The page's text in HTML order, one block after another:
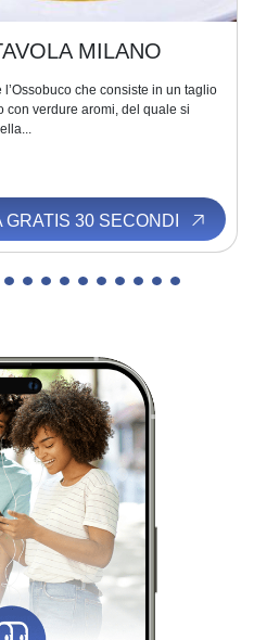
MILANO
l’Ossobuco che consiste in un taglio
con verdure aromi, del quale si
GRATIS 30 SECONDI